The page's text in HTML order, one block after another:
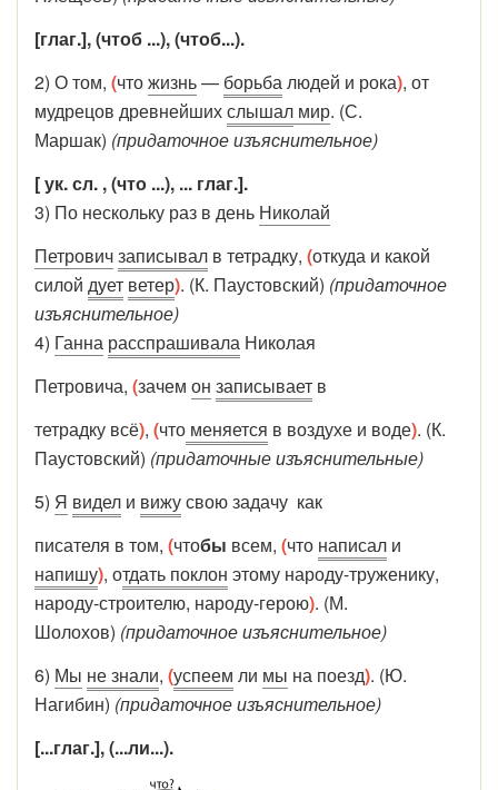
[глаг.], (чтоб ...), (чтоб...).
2) О том, (чтожизнь— борьбалюдей и рока), от
мудрецов древнейшихслышал мир. (С.
Маршак) (придаточное изъяснительное)
[ ук. сл. , (что ...), ... глаг.].
3) По нескольку раз в день Николай
Петровичзаписывал в тетрадку, (откуда и какой
силой дует ветер). (К. Паустовский) (придаточное
изъяснительное)
4) Ганна расспрашивала Николая
Петровича, (зачем он записывает в
тетрадку всё), (что меняется в воздухе и воде). (К.
Паустовский) (придаточные изъяснительные)
5) Я видел и вижусвою задачу как
писателя в том, (чтобы всем, (что написал и
напишу), отдать поклон этому народу-труженику,
народу-строителю, народу-герою). (М.
Шолохов) (придаточное изъяснительное)
6) Мы не знали, (успеем ли мы на поезд). (Ю.
Нагибин) (придаточное изъяснительное)
[...глаг.], (...ли...).